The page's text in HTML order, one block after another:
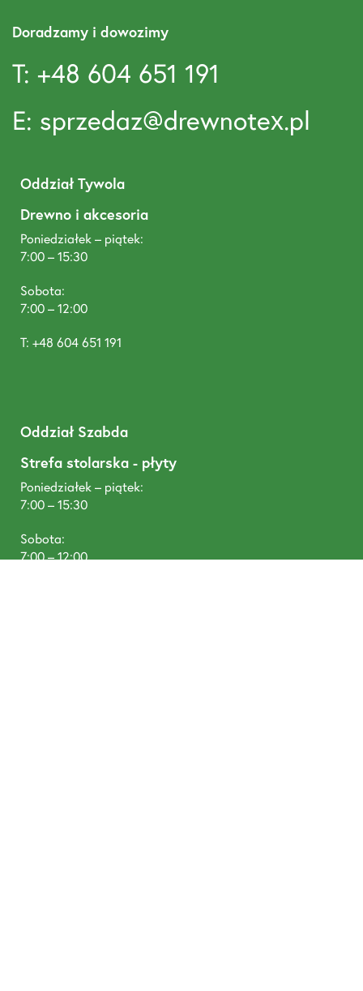
Doradzamy i dowozimy
T: +48 604 651 191
E: sprzedaz@drewnotex.pl
Oddział Tywola
Drewno i akcesoria
Poniedziałek – piątek:
7:00 – 15:30
Sobota:
7:00 – 12:00
T: +48 604 651 191
Oddział Szabda
Strefa stolarska - płyty
Poniedziałek – piątek:
7:00 – 15:30
Sobota:
7:00 – 12:00